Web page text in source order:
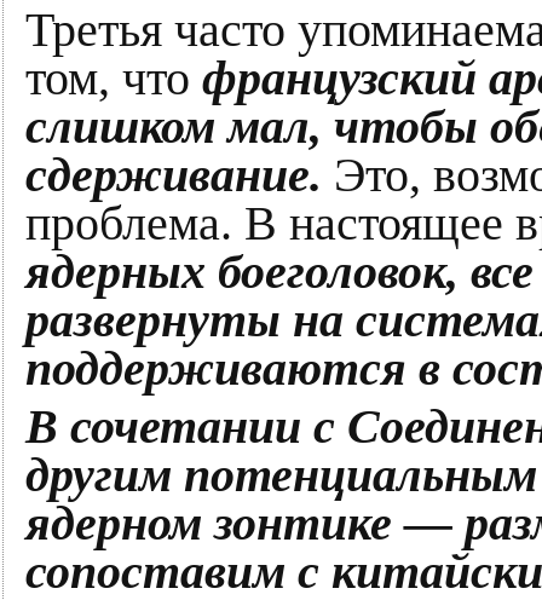
Третья часто
том, что французский
слишком мал, чтобы
сдерживание. Это,
проблема. В настоящее
ядерных боеголовок,
развернуты на
поддерживаются в
В сочетании с
другим
ядерном зонтике —
сопоставим с